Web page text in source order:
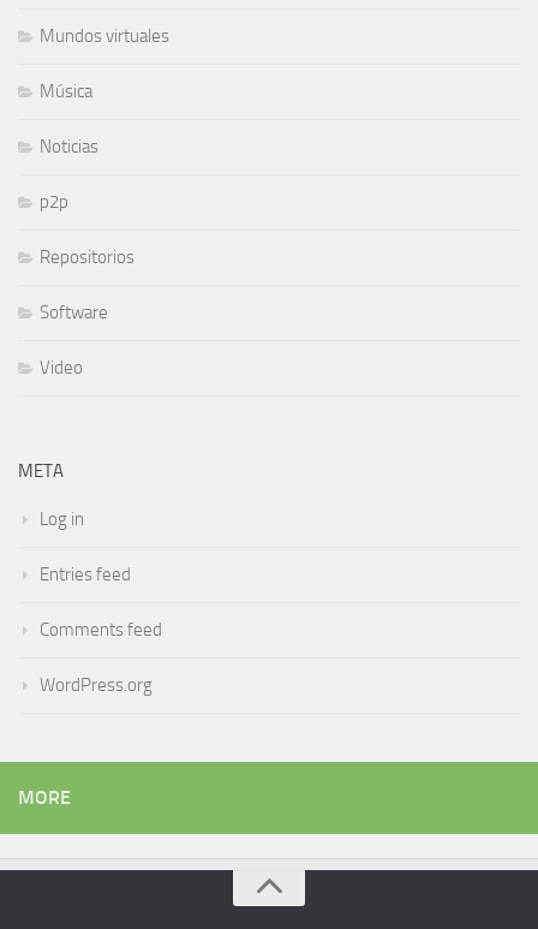
Mundos virtuales
Música
Noticias
p2p
Repositorios
Software
Video
META
Log in
Entries feed
Comments feed
WordPress.org
MORE